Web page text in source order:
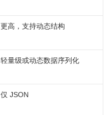
更高，支持动态结构
轻量级或动态数据序列化
仅 JSON